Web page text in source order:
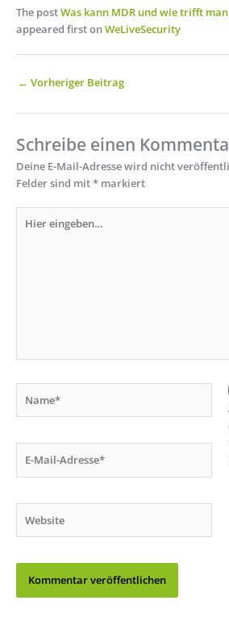
The postWas kann MDR und wie trifft
appeared first onWeLiveSecurity
← Vorheriger Beitrag
Schreibe einen
Deine E-Mail-Adresse wird nicht
Felder sind mit* markiert
eingeben…
Mail-